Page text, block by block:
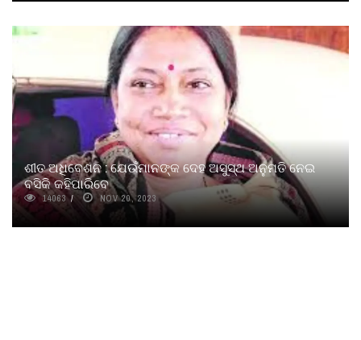
ଶୀତ ଅଧିବେଶନ : ଯେଉଁମାନଙ୍କ ଦେହ ଅସୁସ୍ଥ ଅନୁମତି ନେଇ
ବସିକି କହିପାରିବେ
14063 NOV 20, 2023